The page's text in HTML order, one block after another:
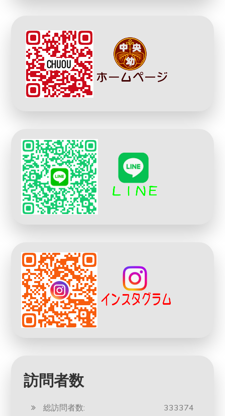
訪問者数
333374
総訪問者数: